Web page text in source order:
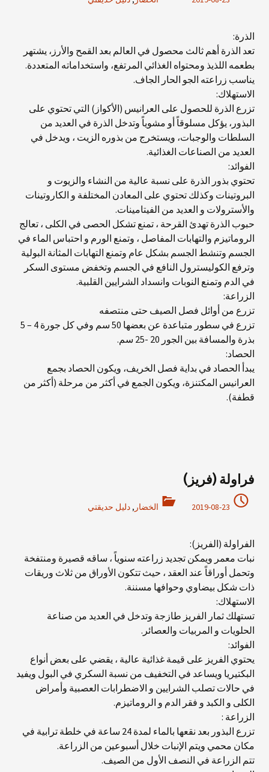
الذرة:
تعد الذرة أهم ثالث محصول في العالم بعد القمح والأرز، يشتهر
بطعمه اللذيذ ومحتواه الغذائي المرتفع، واستخداماته المتعددة.
يناسب زراعته الجو الحار الجاف.
الاستهلاك:
تزرع الذرة للحصول على العرانيس (الأكواز) التي تحتوي على
البذور، يؤكل مسلوقاً أو مشوياً وتدخل الذرة في العديد من
السلطات والوجبات، ويستخرج من بذوره الزيت ، ويدخل في
العديد من الصناعات الغذائية.
الفوائد:
تحتوي بذور الذرة على نسبة عالية من النشاء والزيوت و
البروتينات وكذلك تحتوي على المعادن المختلفة و الكاروتينات
والأسترولات و العديد من الفيتامينات.
حبوب الذرة تهدئ القرحة ، تمنع تشكل الحصى في الكلى ، تعالج
الروماتيزم والتهابات المفاصل ، وتمنع الورم و احتباس الماء في
الجسم وتنشط الجسم بشكل عام وتمنع التهابات المثانة البولية
وترفع الكوليسترول النافع في الجسم وتخفض مستوى السكر
في الدم وتمنع النوبات وانسداد الشرايين القلبية.
الزراعة:
تزرع من أوائل فصل الصيف حتى منتصفه
تزرع في سطور متباعدة عن بعضها 50 سم وفي كل جورة 4 – 5
بذرة والمسافة بين الجور 20 -25 سم.
الحصاد:
يبدأ الحصاد في بداية فصل الخريف، ويكون الحصاد بجمع
العرانيس المكتنزة، ويكون الجمع في أكثر من مرحلة (أكثر من
قطفة).
فراولة (فريز)
2019-08-23 الخضار ,دليل حديقتي
الفراولة (الفريز):
نبات معمر ويمكن تجديد زراعته سنوياً ، ساقه قصيرة ومنتفخة
وتحمل أوراقاً عند العقد ، حيث تتكون الأوراق من ثلاث وريقات
ذات شكل بيضاوي وحوافها مسننة.
الاستهلاك:
تستهلك ثمار الفريز طازجة وتدخل في العديد من صناعة
الحلويات و المربيات والعصائر.
الفوائد:
يحتوي الفريز على قيمة غذائية عالية ، يقضي على بعض أنواع
البكتيريا ويساعد في التخفيف من نسبة السكري في البول ويفيد
في حالات تصلب الشرايين و الاضطرابات العصبية وأمراض
الكلى و الكبد و فقر الدم و الروماتيزم.
الزراعة :
تزرع البذور بعد نقعها بالماء لمدة 24 ساعة في خلطة ترابية في
مكان محمي ويتم الإنبات خلال أسبوعين من الزراعة.
تتم الزراعة في النصف الأول من الصيف.